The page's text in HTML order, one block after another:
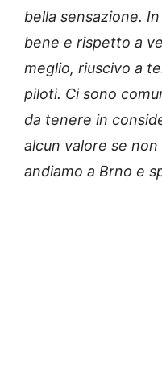
bella sensazione.
bene e rispetto a
meglio, riuscivo a
piloti. Ci sono
da tenere in
alcun valore se
andiamo a Brno e